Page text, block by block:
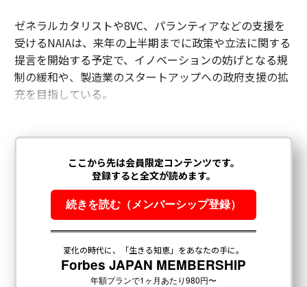
ゼネラルカタリストや8VC、パランティアなどの支援を
受けるNAIAは、来年の上半期までに政策や立法に関する
提言を開始する予定で、イノベーションの妨げとなる規
制の緩和や、製造業のスタートアップへの政府支援の拡
充を目指している。